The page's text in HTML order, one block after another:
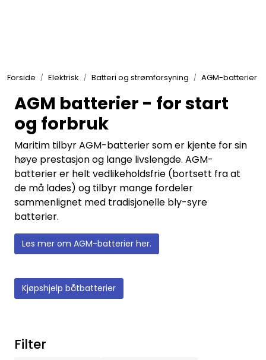
Forside Elektrisk Batteri og strømforsyning AGM-batterier
AGM batterier - for start
og forbruk
Maritim tilbyr AGM-batterier som er kjente for sin
høye prestasjon og lange livslengde. AGM-
batterier er helt vedlikeholdsfrie (bortsett fra at
de må lades) og tilbyr mange fordeler
sammenlignet med tradisjonelle bly-syre
batterier.
Les mer om AGM-batterier her.
Kjøpshjelp båtbatterier
Filter
Bygg/Innredning
Komfort
VVS
Motor/Styring
Båtpleie/Opplag